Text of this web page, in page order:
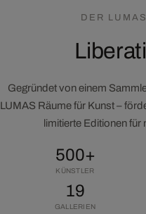
DER
Gegründet von einem
LUMAS Räume für Kunst –
limitierte Editionen für
500+
KÜNSTLER
19
GALLERIEN